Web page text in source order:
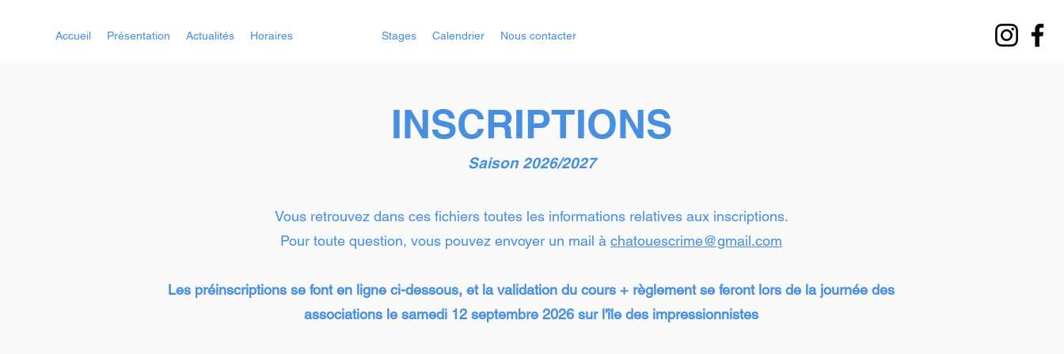
Accueil Présentation Actualités Horaires Stages Calendrier Nous contacter
INSCRIPTIONS
Saison 2026/2027
Vous retrouvez dans ces fichiers toutes les informations relatives aux inscriptions.
Pour toute question, vous pouvez envoyer un mail à chatouescrime@gmail.com
Les préinscriptions se font en ligne ci-dessous, et la validation du cours + règlement se feront lors de la journée des
associations le samedi 12 septembre 2026 sur l'île des impressionnistes